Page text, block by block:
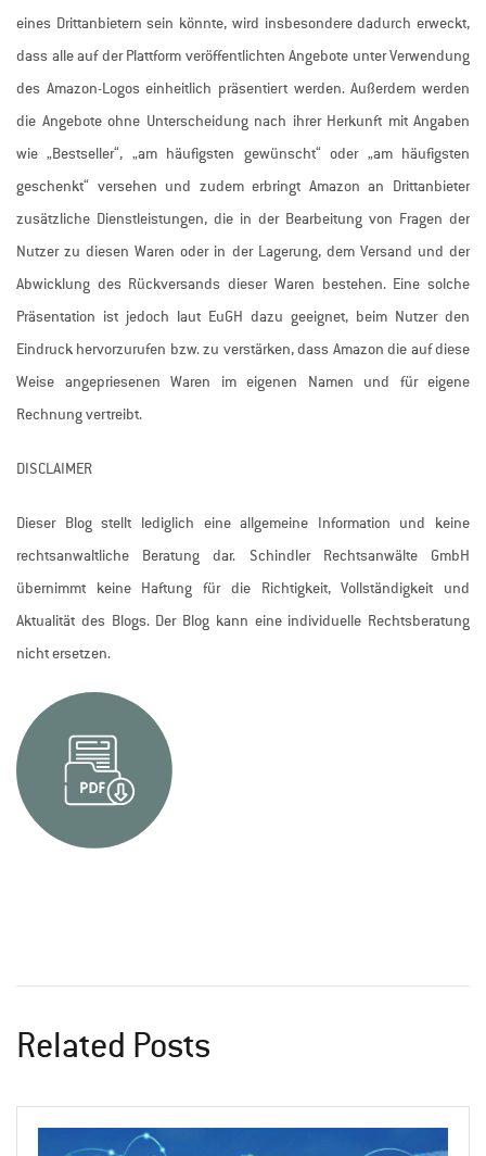
eines Drittanbietern sein könnte, wird insbesondere dadurch erweckt,
dass alle auf der Plattform veröffentlichten Angebote unter Verwendung
des Amazon-Logos einheitlich präsentiert werden. Außerdem werden
die Angebote ohne Unterscheidung nach ihrer Herkunft mit Angaben
wie „Bestseller“, „am häufigsten gewünscht“ oder „am häufigsten
geschenkt“ versehen und zudem erbringt Amazon an Drittanbieter
zusätzliche Dienstleistungen, die in der Bearbeitung von Fragen der
Nutzer zu diesen Waren oder in der Lagerung, dem Versand und der
Abwicklung des Rückversands dieser Waren bestehen. Eine solche
Präsentation ist jedoch laut EuGH dazu geeignet, beim Nutzer den
Eindruck hervorzurufen bzw. zu verstärken, dass Amazon die auf diese
Weise angepriesenen Waren im eigenen Namen und für eigene
Rechnung vertreibt.
DISCLAIMER
Dieser Blog stellt lediglich eine allgemeine Information und keine
rechtsanwaltliche Beratung dar. Schindler Rechtsanwälte GmbH
übernimmt keine Haftung für die Richtigkeit, Vollständigkeit und
Aktualität des Blogs. Der Blog kann eine individuelle Rechtsberatung
nicht ersetzen.
Related Posts